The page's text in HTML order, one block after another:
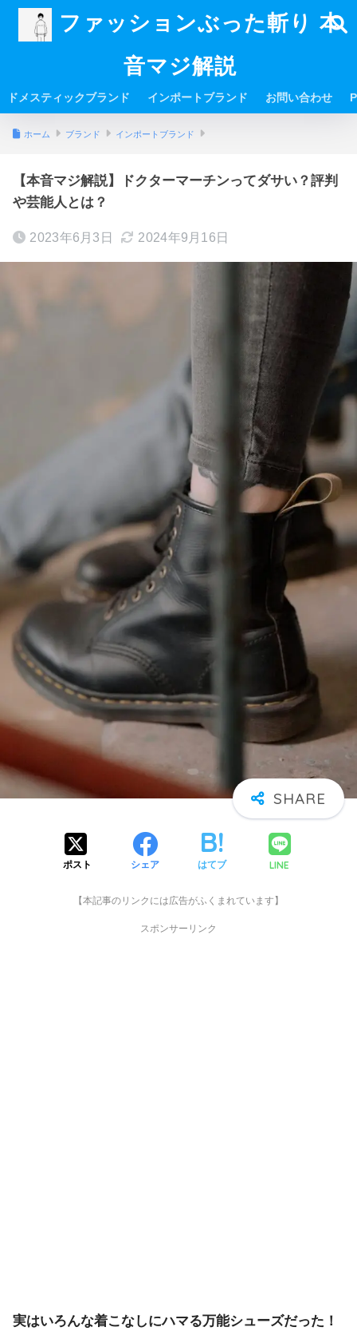
ファッションぶった斬り 本
音マジ解説
ドメスティックブランド インポートブランド お問い合わせ
ホーム ブランド インポートブランド
【本音マジ解説】ドクターマーチンってダサい？評判
や芸能人とは？
2023年6月3日 2024年9月16日
ポスト シェア はてブ LINE
【本記事のリンクには広告がふくまれています】
スポンサーリンク
実はいろんな着こなしにハマる万能シューズだった！